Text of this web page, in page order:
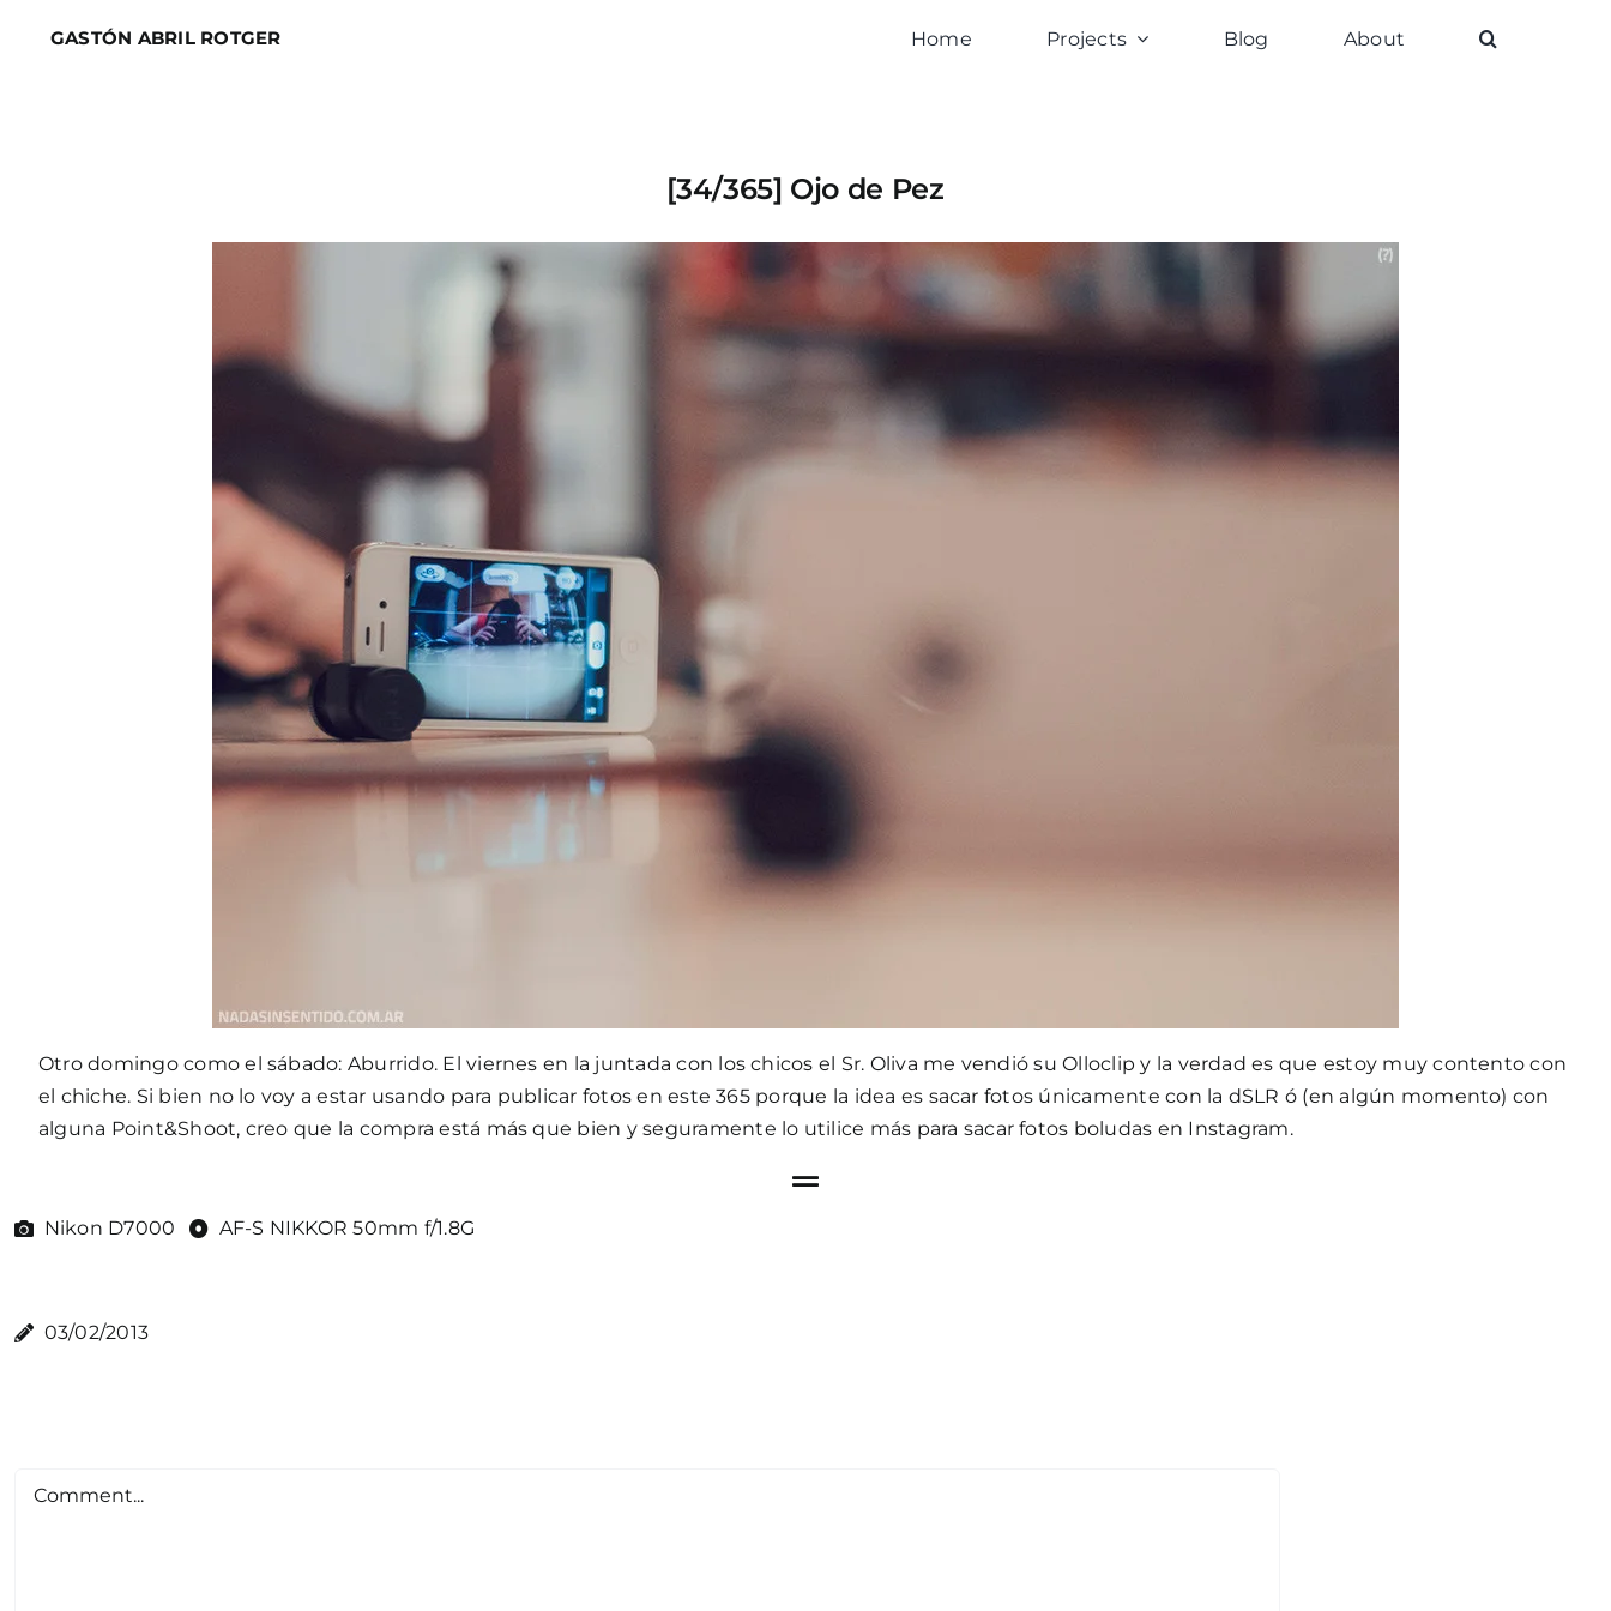
GASTÓN ABRIL ROTGER Home Projects Blog About
[34/365] Ojo de Pez
Otro domingo como el sábado: Aburrido. El viernes en la juntada con los chicos el Sr. Oliva me vendió su Olloclip y la verdad es que estoy muy contento con
el chiche. Si bien no lo voy a estar usando para publicar fotos en este 365 porque la idea es sacar fotos únicamente con la dSLR ó (en algún momento) con
alguna Point&Shoot, creo que la compra está más que bien y seguramente lo utilice más para sacarfotos boludas en Instagram.
Nikon D7000 AF-S NIKKOR 50mm f/1.8G
03/02/2013
Comment